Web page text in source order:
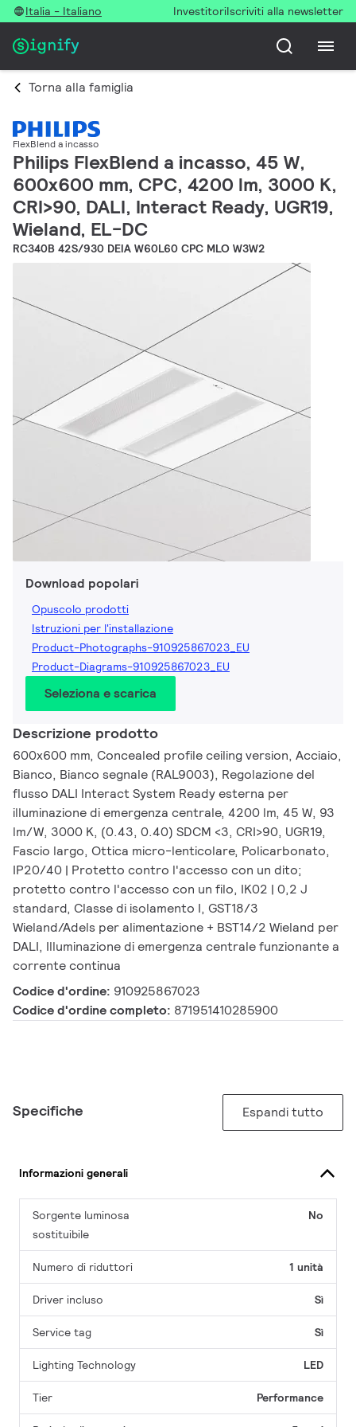
Italia - Italiano InvestitoriIscriviti alla newsletter
Torna alla famiglia
FlexBlend a incasso
Philips FlexBlend a incasso, 45 W,
600x600 mm, CPC, 4200 lm, 3000 K,
CRI>90, DALI, Interact Ready, UGR19,
Wieland, EL-DC
RC340B 42S/930 DEIA W60L60 CPC MLO W3W2
Download popolari
Opuscolo prodotti
Istruzioni per l'installazione
Product-Photographs-910925867023_EU
Product-Diagrams-910925867023_EU
Seleziona e scarica
Descrizione prodotto
600x600 mm, Concealed profile ceiling version, Acciaio,
Bianco, Bianco segnale (RAL9003), Regolazione del
flusso DALI Interact System Ready esterna per
illuminazione di emergenza centrale, 4200 lm, 45 W, 93
lm/W, 3000 K, (0.43, 0.40) SDCM <3, CRI>90, UGR19,
Fascio largo, Ottica micro-lenticolare, Policarbonato,
IP20/40 | Protetto contro l'accesso con un dito;
protetto contro l'accesso con un filo, IK02 | 0,2 J
standard, Classe di isolamento I, GST18/3
Wieland/Adels per alimentazione + BST14/2 Wieland per
DALI, Illuminazione di emergenza centrale funzionante a
corrente continua
Codice d'ordine: 910925867023
Codice d'ordine completo: 871951410285900
Specifiche Espandi tutto
Informazioni generali
Sorgente luminosa
sostituibile
No
Numero di riduttori 1 unità
Driver incluso Sì
Service tag Sì
Lighting Technology LED
Tier Performance